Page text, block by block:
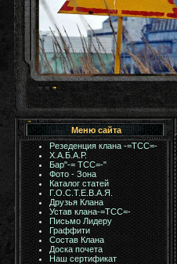
Меню сайта
Резеденция клана -=ТСС=-
Х.А.Б.А.Р.
Бар"-= TCC=-"
Фото - Зона
Каталог статей
Г.О.С.Т.Е.В.А.Я.
Друзья Клана
Устав клана-=ТСС=-
Письмо Лидеру
Граффити
Состав Клана
Доска почета
Наш сертификат